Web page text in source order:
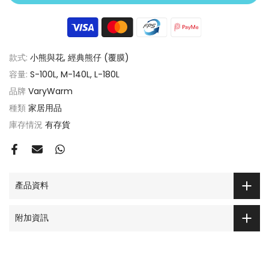
款式: 小熊與花, 經典熊仔 (覆膜)
容量: S-100L, M-140L, L-180L
品牌 VaryWarm
種類 家居用品
庫存情況 有存貨
產品資料
附加資訊